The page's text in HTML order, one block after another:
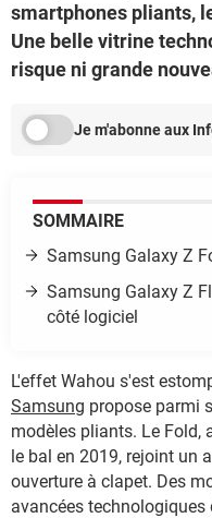
smartphones pliants,
Une belle vitrine
risque ni grande
Je m'abonne aux
SOMMAIRE
Samsung Galaxy Z
Samsung Galaxy Z
côté logiciel
L'effet Wahou s'est
Samsung propose parmi
modèles pliants. Le Fold,
le bal en 2019, rejoint un
ouverture à clapet. Des
avancées